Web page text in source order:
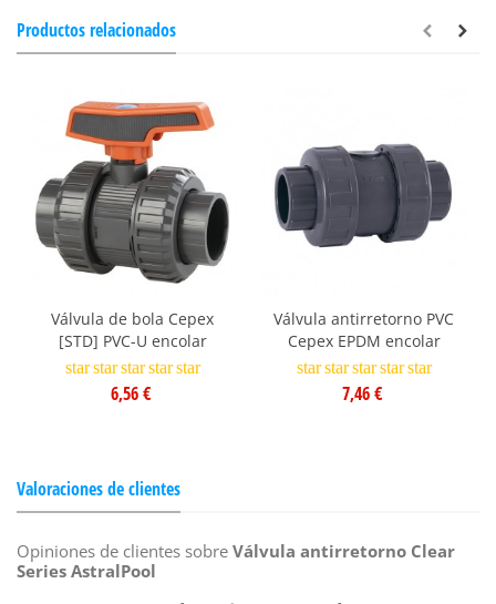
Productos relacionados
Válvula de bola Cepex
[STD] PVC-U encolar
star star star star star
6,56 €
Válvula antirretorno PVC
Cepex EPDM encolar
star star star star star
7,46 €
Valoraciones de clientes
Opiniones de clientes sobre Válvula antirretorno Clear
Series AstralPool